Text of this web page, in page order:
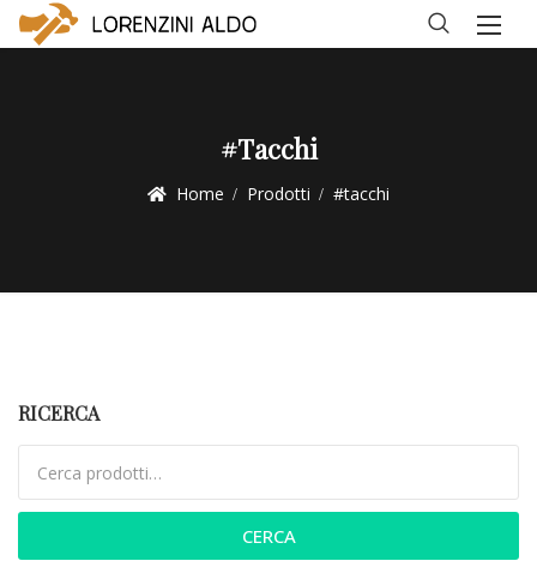
#tacchi
Home Prodotti #tacchi
RICERCA
CERCA